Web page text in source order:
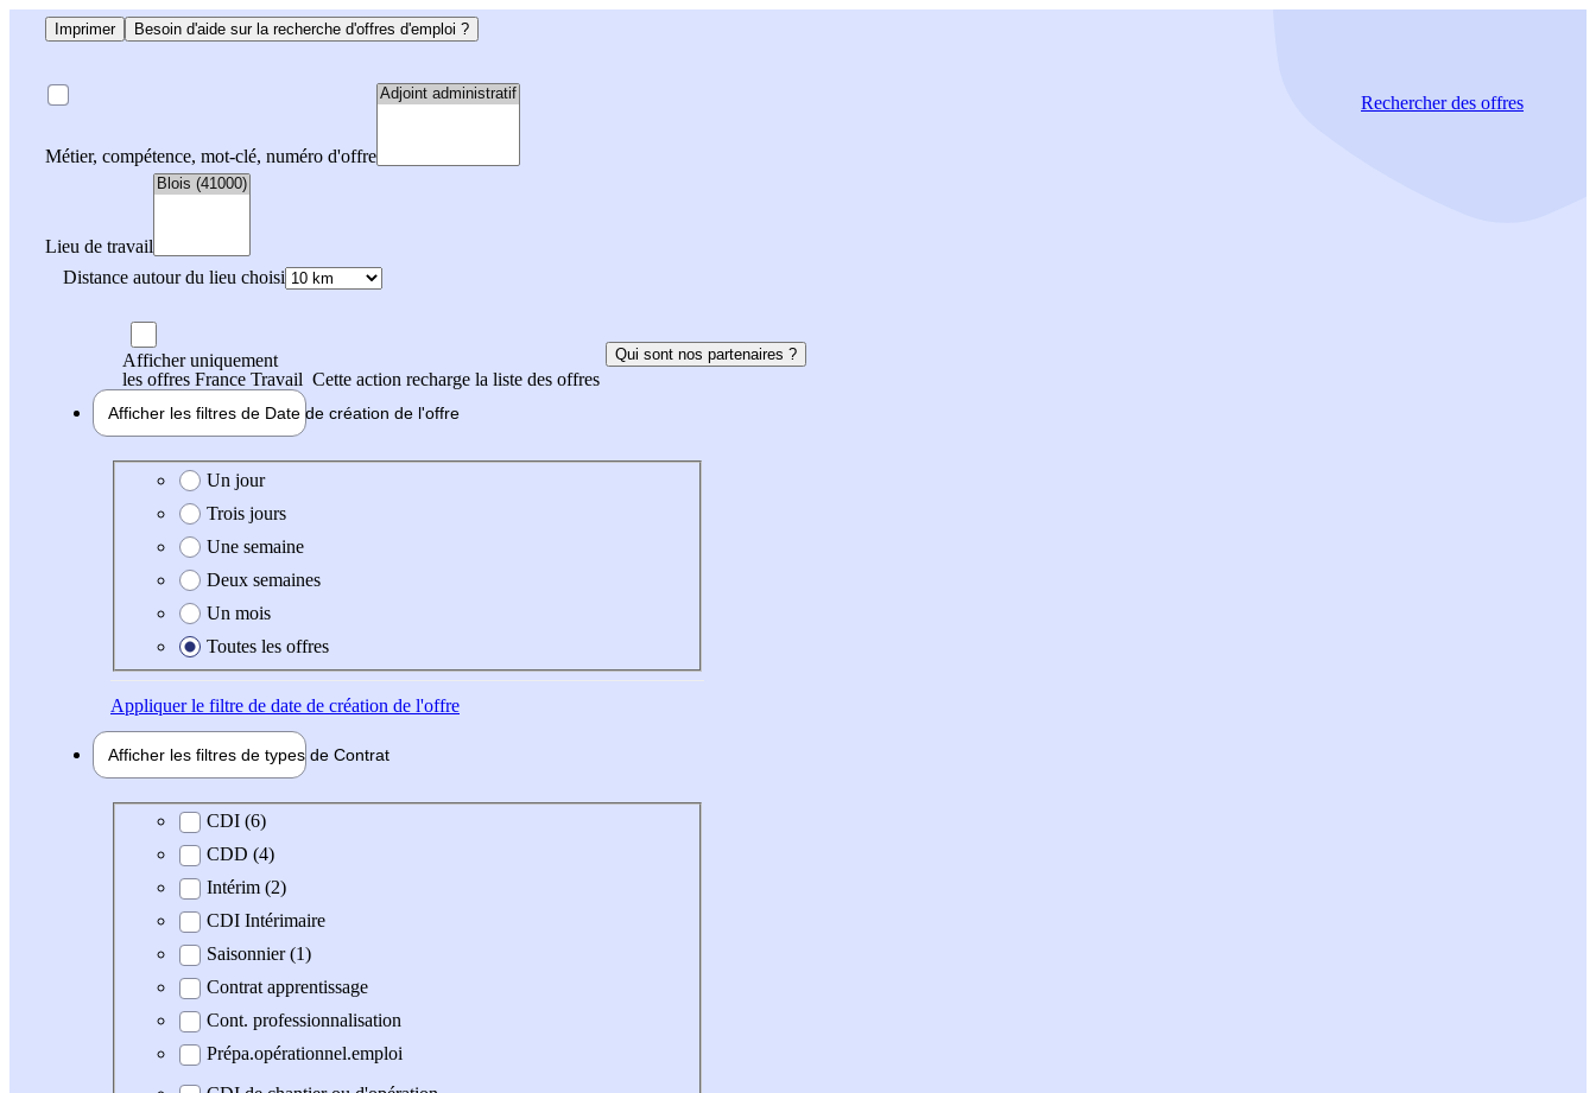
Imprimer Besoin d'aide sur la recherche d'offres d'emploi ?
Métier, compétence, mot-clé, numéro d'offre
Lieu de travail
Distance autour du lieu choisi
Rechercherdes offres
Afficher uniquement
les offres France Travail Cette action recharge la liste des offres
Qui sont nos partenaires ?
Afficher les filtres de Date de création de l'offre
Date de création de l'offre
Un jour
Trois jours
Une semaine
Deux semaines
Un mois
Toutes les offres
Appliquerle filtre de date de création de l'offre
Afficher les filtres de types de Contrat
Type de contrat
CDI (6)
CDD (4)
Intérim (2)
CDI Intérimaire
Saisonnier (1)
Contrat apprentissage
Cont. professionnalisation
Prépa.opérationnel.emploi